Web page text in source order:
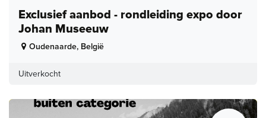
Exclusief aanbod - rondleiding expo door
Johan Museeuw
Oudenaarde, België
Uitverkocht